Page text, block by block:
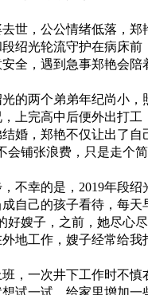
，公公情绪低落，郑
绍光轮流守护在病床
全，遇到急事郑艳会
两个弟弟年纪尚小，
上完高中后便外出打
，郑艳不仅让出了自
会铺张浪费，只是走个
幸的是，2019年段绍
自己的孩子看待，每
嫂子，之前，她尽心尽
地工作，嫂子经常给
一次井下工作时不慎
试一试，给家里增加一